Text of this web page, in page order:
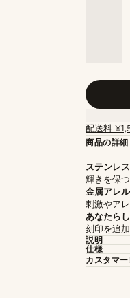
配送料
商品の詳細
ステンレ
輝きを保
金属アレ
刺激やア
あなたらし
刻印を追
説明
仕様
カスタマ